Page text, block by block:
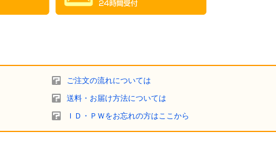
ご注文の流れについては
送料・お届け方法については
ＩＤ・ＰＷをお忘れの方はここから